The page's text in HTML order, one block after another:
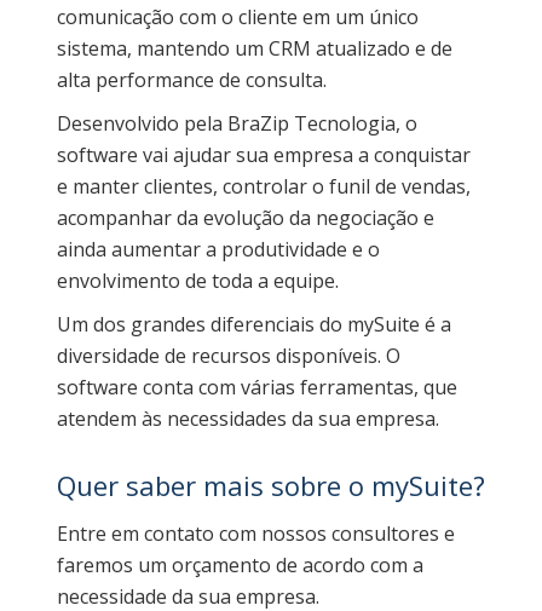
comunicação com o cliente em um único
sistema, mantendo um CRM atualizado e de
alta performance de consulta.
Desenvolvido pela BraZip Tecnologia, o
software vai ajudar sua empresa a conquistar
e manter clientes, controlar o funil de vendas,
acompanhar da evolução da negociação e
ainda aumentar a produtividade e o
envolvimento de toda a equipe.
Um dos grandes diferenciais do mySuite é a
diversidade de recursos disponíveis. O
software conta com várias ferramentas, que
atendem às necessidades da sua empresa.
Quer saber mais sobre o mySuite?
Entre em contato com nossos consultores e
faremos um orçamento de acordo com a
necessidade da sua empresa.